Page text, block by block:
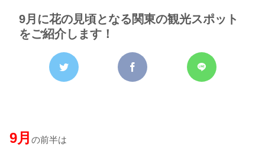
9月に花の見頃となる関東の観光スポット
をご紹介します！
9月 の前半は